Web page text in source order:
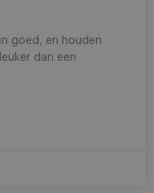
goed, en houden
dan een